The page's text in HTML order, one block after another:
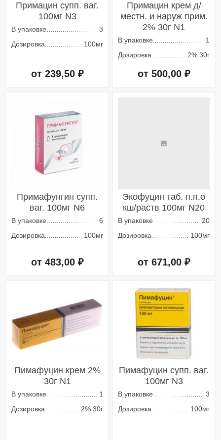
Примацин супп. ваг.
100мг N3
В упаковке
3
Дозировка
100мг
от 239,50 ₽
Примацин крем д/
местн. и наруж прим.
2% 30г N1
В упаковке
1
Дозировка
2% 30г
от 500,00 ₽
Примафунгин супп.
ваг. 100мг N6
В упаковке
6
Дозировка
100мг
от 483,00 ₽
Экофуцин таб. п.п.о
кш/раств 100мг N20
В упаковке
20
Дозировка
100мг
от 671,00 ₽
Пимафуцин крем 2%
30г N1
В упаковке
1
Дозировка
2% 30г
Пимафуцин супп. ваг.
100мг N3
В упаковке
3
Дозировка
100мг